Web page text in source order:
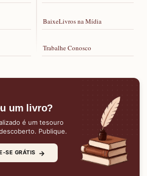
BaixeLivros na Mídia
Trabalhe Conosco
um livro?
é um tesouro
Publique.
SE GRÁTIS →